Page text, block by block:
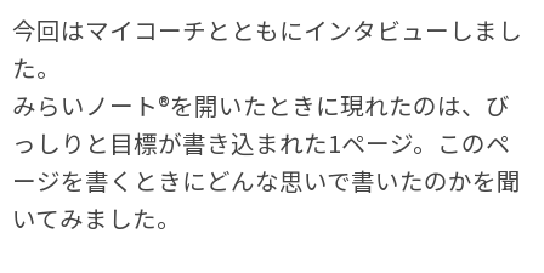
今回はマイコーチとともにインタビューしまし
た。
みらいノート®を開いたときに現れたのは、び
っしりと目標が書き込まれた1ページ。 このペ
ージを書くときにどんな思いで書いたのかを聞
いてみました。